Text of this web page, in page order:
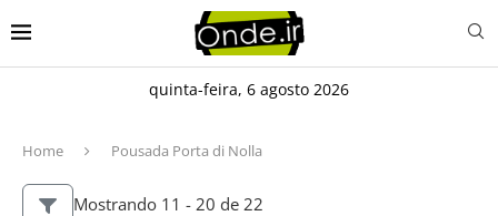
quinta-feira, 6 agosto 2026
Home Pousada Porta di Nolla
Mostrando 11 - 20 de 22